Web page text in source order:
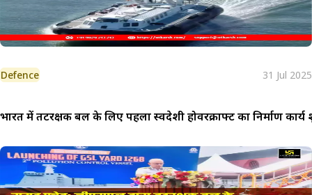
Defence 31 Jul 2025
भारत में तटरक्षक बल के लिए पहला स्वदेशी होवरक्राफ्ट का निर्माण